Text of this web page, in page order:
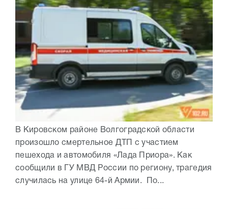
В Кировском районе Волгоградской области
произошло смертельное ДТП с участием
пешехода и автомобиля «Лада Приора». Как
сообщили в ГУ МВД России по региону, трагедия
случилась на улице 64-й Армии. По...